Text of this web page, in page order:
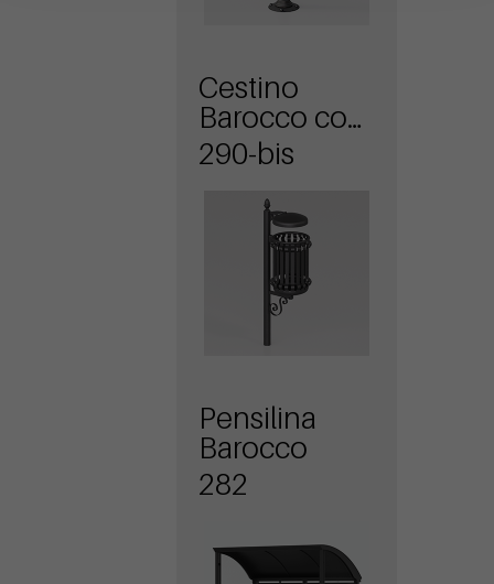
Cestino
Barocco con
coperchio
290-bis
Pensilina
Barocco
282